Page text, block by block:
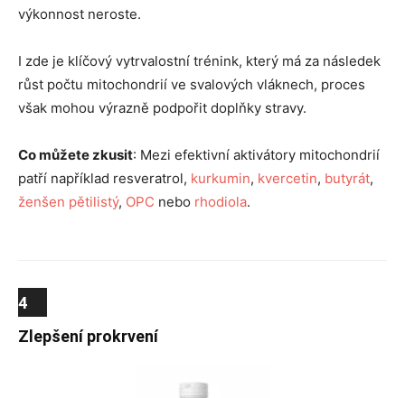
výkonnost neroste.
I zde je klíčový vytrvalostní trénink, který má za následek
růst počtu mitochondrií ve svalových vláknech, proces
však mohou výrazně podpořit doplňky stravy.
Co můžete zkusit: Mezi efektivní aktivátory mitochondrií
patří například resveratrol, kurkumin, kvercetin, butyrát,
ženšen pětilistý, OPC nebo rhodiola.
4
Zlepšení prokrvení